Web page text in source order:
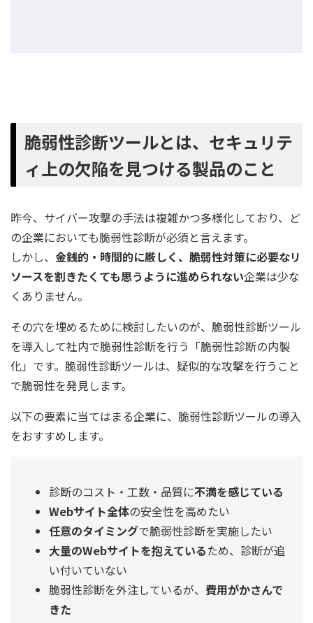
脆弱性診断ツールとは、セキュリテ
ィ上の欠陥を見つける製品のこと
昨今、サイバー攻撃の手法は複雑かつ多様化しており、ど
の企業においても脆弱性診断が必須と言えます。
しかし、 金銭的・時間的に厳しく、脆弱性対策に必要なリ
ソースを割きたくても思うように進められない企業は少な
くありません。
その穴を埋めるために検討したいのが、脆弱性診断ツール
を導入して社内で脆弱性診断を行う「脆弱性診断の内製
化」です。脆弱性診断ツールは、疑似的な攻撃を行うこと
で脆弱性を発見します。
以下の要素に当てはまる企業に、脆弱性診断ツールの導入
をおすすめします。
診断のコスト・工数・品質に不満を感じている
Webサイト全体の安全性を高めたい
任意のタイミングで脆弱性診断を実施したい
大量のWebサイトを抱えているため、診断が追
い付いていない
脆弱性診断を外注しているが、 費用がかさんで
きた